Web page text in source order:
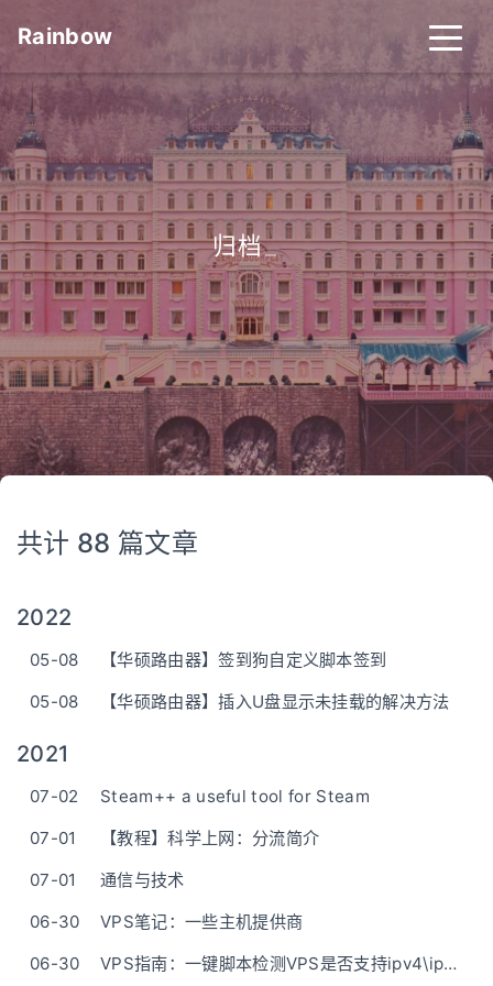
Rainbow
归档_
共计 88 篇文章
2022
05-08
【华硕路由器】签到狗自定义脚本签到
05-08
【华硕路由器】插入U盘显示未挂载的解决方法
2021
07-02
Steam++ a useful tool for Steam
07-01
【教程】科学上网：分流简介
07-01
通信与技术
06-30
VPS笔记：一些主机提供商
06-30
VPS指南：一键脚本检测VPS是否支持ipv4\ipv6解锁流媒体